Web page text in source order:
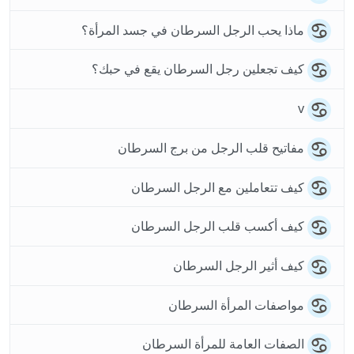
ماذا يحب الرجل السرطان في جسد المرأة؟
كيف تجعلين رجل السرطان يقع في حبك؟
مفاتيح قلب الرجل من برج السرطان
كيف تتعاملين مع الرجل السرطان
كيف أكسب قلب الرجل السرطان
كيف أثير الرجل السرطان
مواصفات المرأة السرطان
الصفات العامة للمرأة السرطان